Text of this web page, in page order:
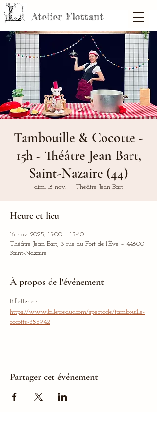
Atelier Flottant
Tambouille & Cocotte -
15h - Théâtre Jean Bart,
Saint-Nazaire (44)
dim. 16 nov.
  |
Théâtre Jean Bart
Heure et lieu
16 nov. 2025, 15:00 – 15:40
Théâtre Jean Bart, 3 rue du Fort de l’Ève – 44600
Saint-Nazaire
À propos de l'événement
Billetterie :
https://www.billetreduc.com/spectacle/tambouille-
cocotte-385942
Partager cet événement